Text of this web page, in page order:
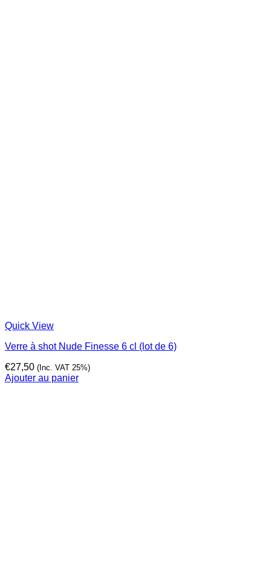
Quick View
Verre à shot Nude Finesse 6 cl (lot de 6)
€27,50 (Inc. VAT 25%)
Ajouter au panier